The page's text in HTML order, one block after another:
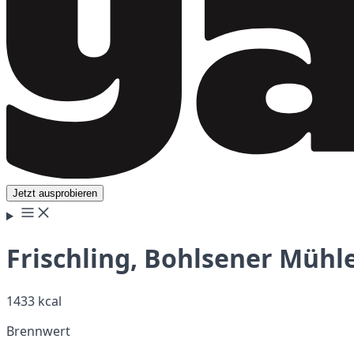
Jetzt ausprobieren
Frischling, Bohlsener
1433 kcal
Brennwert